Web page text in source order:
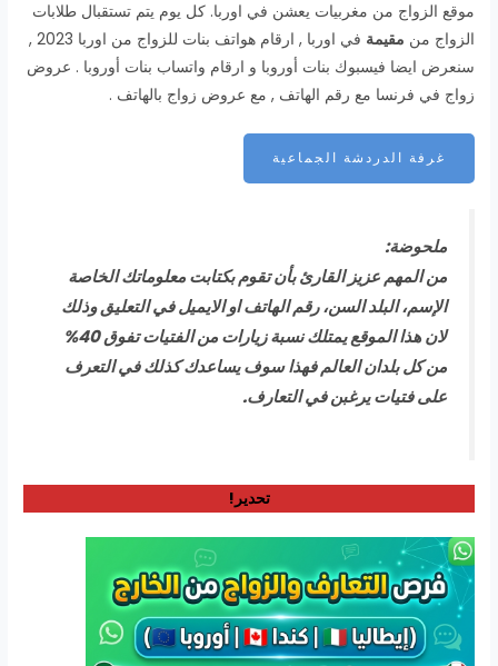
موقع الزواج من مغربيات يعشن في اوربا. كل يوم يتم تستقبال طلابات
الزواج من مقيمة
في اوربا , ارقام هواتف بنات للزواج من اوربا 2023 ,
سنعرض ايضا فيسبوك بنات أوروبا و ارقام واتساب بنات أوروبا . عروض
زواج في فرنسا مع رقم الهاتف , مع عروض زواج بالهاتف .
غرفة الدردشة الجماعية
ملحوضة:
من المهم عزيز القارئ بأن تقوم بكتابت معلوماتك الخاصة
الإسم، البلد السن، رقم الهاتف او الايميل في التعليق وذلك
لان هذا الموقع يمتلك نسبة زيارات من الفتيات تفوق 40%
من كل بلدان العالم فهذا سوف يساعدك كذلك في التعرف
على فتيات يرغبن في التعارف.
تحدير!